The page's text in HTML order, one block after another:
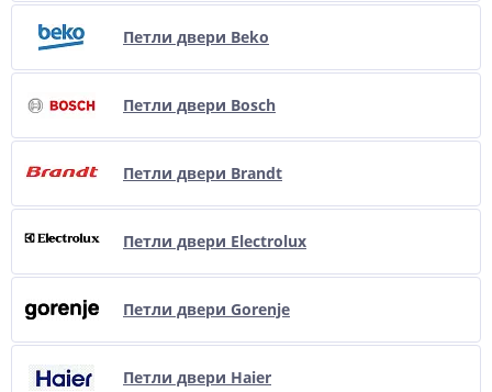
Петли двери Beko
Петли двери Bosch
Петли двери Brandt
Петли двери Electrolux
Петли двери Gorenje
Петли двери Haier